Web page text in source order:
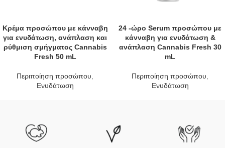
Κρέμα προσώπου με κάνναβη
για ενυδάτωση, ανάπλαση και
ρύθμιση σμήγματος Cannabis
Fresh 50 mL
Περιποίηση προσώπου
Ενυδάτωση
24 -ώρο Serum προσώπου με
κάνναβη για ενυδάτωση &
ανάπλαση Cannabis Fresh 30
mL
Περιποίηση προσώπου
Ενυδάτωση